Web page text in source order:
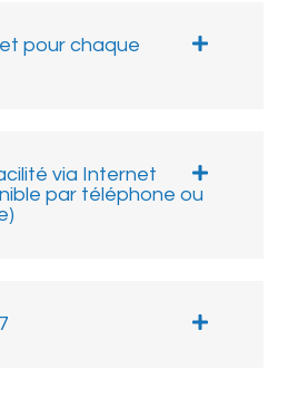
pour chaque
via Internet
par téléphone ou